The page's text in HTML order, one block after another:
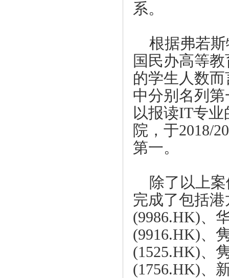
系。
根据弗若
国民办高等
的学生人数
中分别名列
以报读IT专业
院，于2018/
第一。
除了以上
完成了包括
(9986.HK)、
(9916.HK)、
(1525.HK)、
(1756.HK)、